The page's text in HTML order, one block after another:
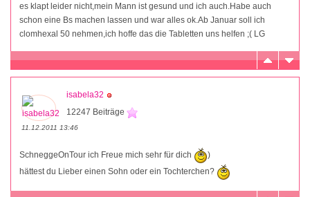
es klapt leider nicht,mein Mann ist gesund und ich auch.Habe auch
schon eine Bs machen lassen und war alles ok.Ab Januar soll ich
clomhexal 50 nehmen,ich hoffe das die Tabletten uns helfen ;( LG
isabela32
12247 Beiträge
11.12.2011 13:46
SchneggeOnTour ich Freue mich sehr für dich
)
hättest du Lieber einen Sohn oder ein Tochterchen?